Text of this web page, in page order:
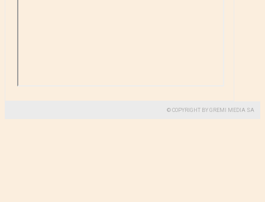
© COPYRIGHT BY GREMI MEDIA SA